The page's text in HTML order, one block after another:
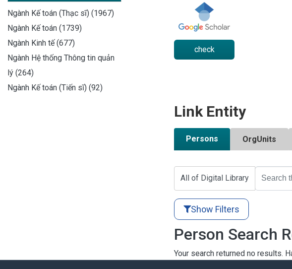
Ngành Kế toán (Thạc sĩ) (1967)
Ngành Kế toán (1739)
Ngành Kinh tế (677)
Ngành Hệ thống Thông tin quản
lý (264)
Ngành Kế toán (Tiến sĩ) (92)
check
Link Entity
Persons OrgUnits
All of Digital Library
Show Filters
Person Search
Your search returned no results.